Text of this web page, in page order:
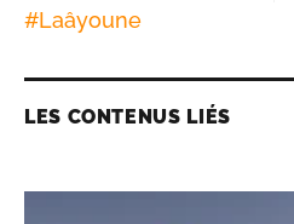
#Laâyoune
LES CONTENUS LIÉS